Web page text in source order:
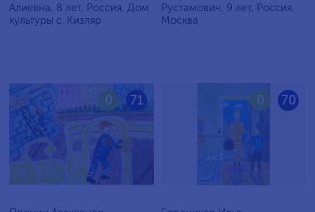
Алиевна, 8 лет, Россия, Дом
культуры с. Кизляр
Рустамович, 9 лет, Россия,
Москва
71
0 70
0